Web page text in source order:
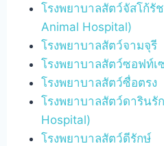
โรงพยาบาลสัตว์จัสโก้รั
Animal Hospital)
โรงพยาบาลสัตว์จามจุรี
โรงพยาบาลสัตว์ซอฟท์เ
โรงพยาบาลสัตว์ซื่อตรง
โรงพยาบาลสัตว์ดารินรั
Hospital)
โรงพยาบาลสัตว์ดีรักษ์